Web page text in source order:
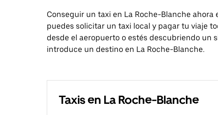
Conseguir un taxi en La Roche-Blanche ahora
puedes solicitar un taxi local y pagar tu viaje
desde el aeropuerto o estés descubriendo un
introduce un destino en La Roche-Blanche.
Taxis en La Roche-Blanche